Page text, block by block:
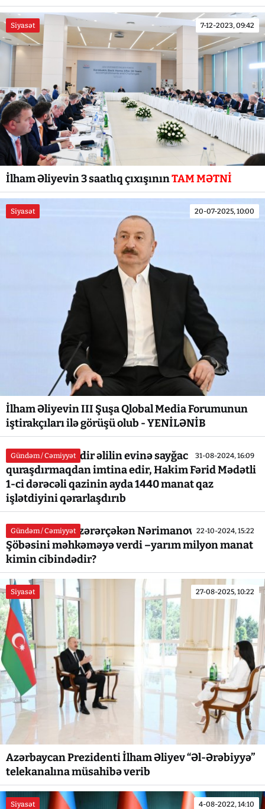
Siyasət 7-12-2023, 09:42
İlham Əliyevin 3 saatlıq çıxışınınTAM MƏTNİ
Siyasət 20-07-2025, 10:00
İlham Əliyevin III Şuşa Qlobal Media Forumunun
iştirakçıları ilə görüşü olub - YENİLƏNİB
Gündəm / Cəmiyyət 31-08-2024, 16:09
“Azəriqaz” 16 ildir əlilin evinə sayğac
quraşdırmaqdan imtina edir, Hakim Fərid Mədətli
1-ci dərəcəli qazinin ayda 1440 manat qaz
işlətdiyini qərarlaşdırıb
Gündəm / Cəmiyyət 22-10-2024, 15:22
“MTN işi” üzrə zərərçəkən Nərimanov İcra
Şöbəsini məhkəməyə verdi –yarım milyon manat
kimin cibindədir?
Siyasət 27-08-2025, 10:22
Azərbaycan Prezidenti İlham Əliyev “Əl-Ərəbiyyə”
telekanalına müsahibə verib
Siyasət 4-08-2022, 14:10